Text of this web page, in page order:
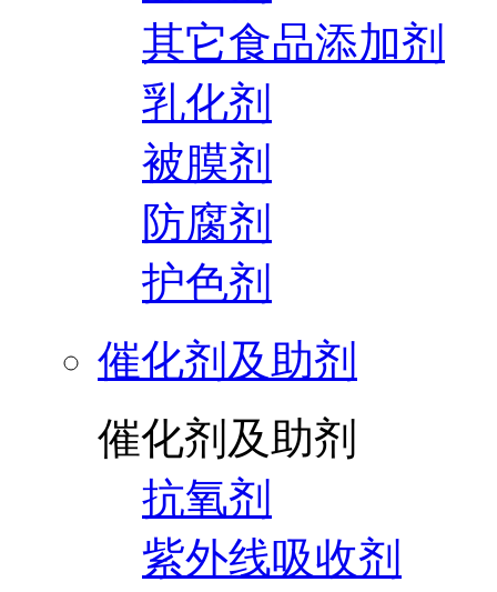
其它食品添加剂
乳化剂
被膜剂
防腐剂
护色剂
催化剂及助剂
催化剂及助剂
抗氧剂
紫外线吸收剂